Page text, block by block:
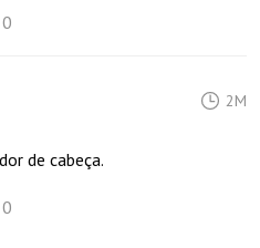
0
2M
de cabeça.
0